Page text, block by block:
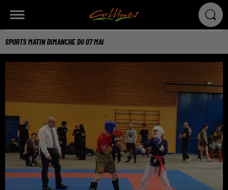
SPORTS MATIN DIMANCHE DU 07 MAI